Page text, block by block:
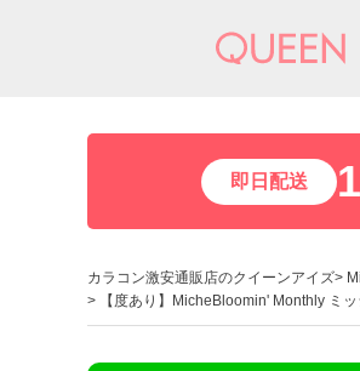
即日配送
カラコン激安通販店のクイーンアイズ
【度あり】MicheBloomin' Monthly ミ